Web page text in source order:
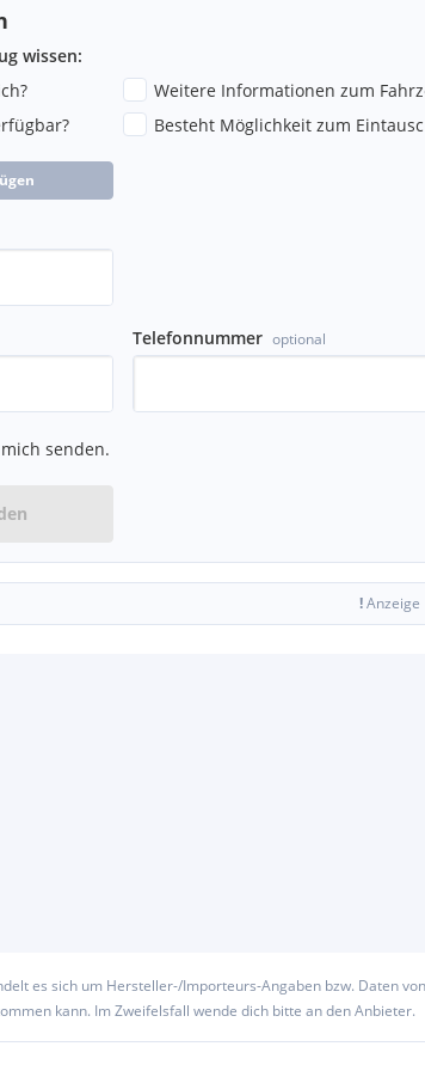
Die
wirksam
wissen:
Weitere Informationen zum
Besteht Möglichkeit zum
Telefonnummer optional
senden.
!Anzeige
es sich um Hersteller-/Importeurs-Angaben bzw. Daten von
kann. Im Zweifelsfall wende dich bitte an den Anbieter.